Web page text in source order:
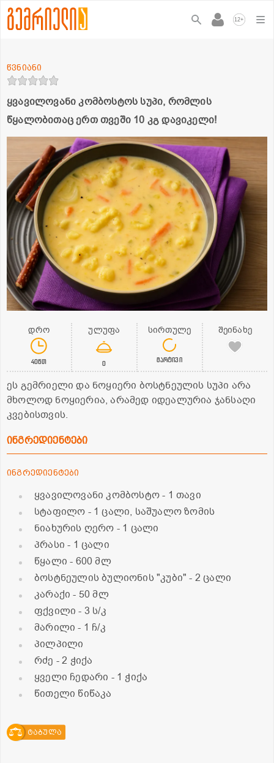
12+
ყვავილოვანი კომბოსტოს სუპი, რომლის
წყალობითაც ერთ თვეში 10 კგ დავიკელი!
წვნიანი
დრო
40წთ
ულუფა
0
სირთულე
მარტივი
შეინახე
ეს გემრიელი და ნოყიერი ბოსტნეულის სუპი არა
მხოლოდ ნოყიერია, არამედ იდეალურია ჯანსაღი
კვებისთვის.
ინგრედიენტები
ინგრედიენტები
ყვავილოვანი კომბოსტო- 1 თავი
სტაფილო - 1 ცალი, საშუალო ზომის
ნიახურის ღერო - 1 ცალი
პრასი- 1 ცალი
წყალი- 600 მლ
ბოსტნეულის ბულიონის "კუბი"- 2 ცალი
კარაქი- 50 მლ
ფქვილი- 3 ს/კ
მარილი- 1 ჩ/კ
პილპილი
რძე - 2 ჭიქა
ყველი ჩედარი - 1 ჭიქა
წითელი წიწაკა
ტაბულა